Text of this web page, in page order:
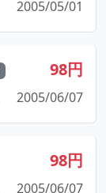
2005/05/01
98円
2005/06/07
98円
2005/06/07